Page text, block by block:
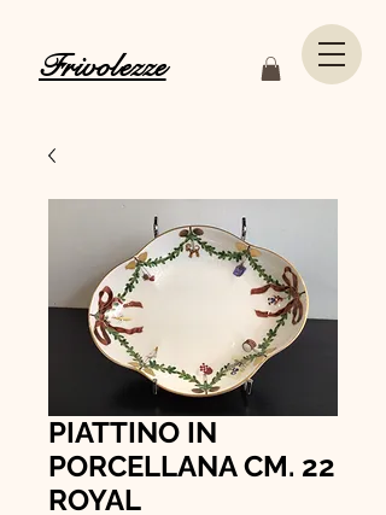
Frivolezze
PIATTINO IN
PORCELLANA CM. 22
ROYAL